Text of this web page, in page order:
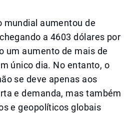
mundial aumentou de
a 4603 dólares por
um aumento de mais de
único dia. No entanto, o
se deve apenas aos
e demanda, mas também
e geopolíticos globais